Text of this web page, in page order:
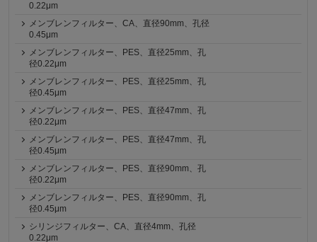
0.22μm
メンブレンフィルター、CA、直径90mm、孔径
0.45μm
メンブレンフィルター、PES、直径25mm、孔
径0.22μm
メンブレンフィルター、PES、直径25mm、孔
径0.45μm
メンブレンフィルター、PES、直径47mm、孔
径0.22μm
メンブレンフィルター、PES、直径47mm、孔
径0.45μm
メンブレンフィルター、PES、直径90mm、孔
径0.22μm
メンブレンフィルター、PES、直径90mm、孔
径0.45μm
シリンジフィルター、CA、直径4mm、孔径
0.22μm